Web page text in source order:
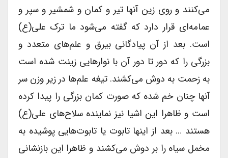
می‌کنند و روی زین آنها تیر و کمان و شمشیر و سپر و
عمامه‌ای قرار دارد که گفته می‌شود ما ترک علی(ع)
است. بعد از آن پیادگانی بیرق و علم‌های متعدد و
بزرگی را که دور تا دور آن با نوارهایی زینت شده است
به زحمت به دوش می‌کشند. تیغه علم‌ها در زیر وزن سر
آنها چنان خم شده که صورت کمان بزرگی را پیدا کرده
است و ظاهرا این اشیا نیز نماینده سلاح‌های علی(ع)
هستند … بعد از اینها تابوت یا تابوت‌هایی پوشیده به
مخمل سیاه را بر دوش می‌کشند و ظاهرا این بازنشانی